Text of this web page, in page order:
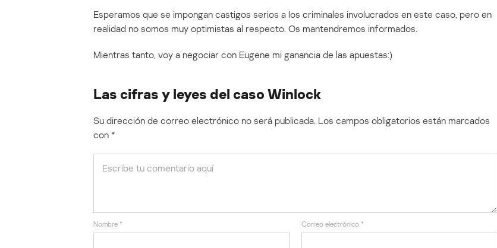
Esperamos que se impongan castigos serios a los criminales involucrados en este caso, pero en
realidad no somos muy optimistas al respecto. Os mantendremos informados.
Mientras tanto, voy a negociar con Eugene mi ganancia de las apuestas:)
Las cifras y leyes del caso Winlock
Su dirección de correo electrónico no será publicada. Los campos obligatorios están marcados
con *
Nombre * Correo electrónico *